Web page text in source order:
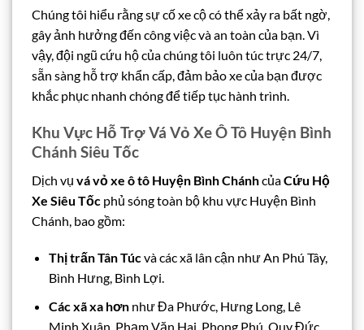
Chúng tôi hiểu rằng sự cố xe cộ có thể xảy ra bất ngờ,
gây ảnh hưởng đến công việc và an toàn của bạn. Vì
vậy, đội ngũ cứu hộ của chúng tôi luôn túc trực 24/7,
sẵn sàng hỗ trợ khẩn cấp, đảm bảo xe của bạn được
khắc phục nhanh chóng để tiếp tục hành trình.
Khu Vực Hỗ Trợ Vá Vỏ Xe Ô Tô Huyện Bình
Chánh Siêu Tốc
Dịch vụ vá vỏ xe ô tô Huyện Bình ChánhcủaCứu Hộ
Xe Siêu Tốc phủ sóng toàn bộ khu vực Huyện Bình
Chánh, bao gồm:
Thị trấn Tân Túcvà các xã lân cận như An Phú Tây,
Bình Hưng, Bình Lợi.
Các xã xa hơnnhư Đa Phước, Hưng Long, Lê
Minh Xuân, Phạm Văn Hai, Phong Phú, Quy Đức,